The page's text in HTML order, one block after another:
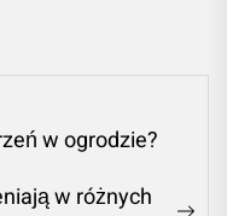
w ogrodzie?
w różnych